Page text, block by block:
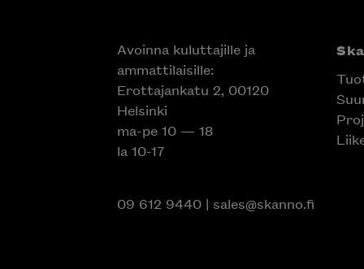
Avoinna kuluttajille ja
ammattilaisille:
Erottajankatu 2, 00120
Helsinki
ma-pe 10 — 18
la 10-17
09 612 9440| sales@skanno.fi